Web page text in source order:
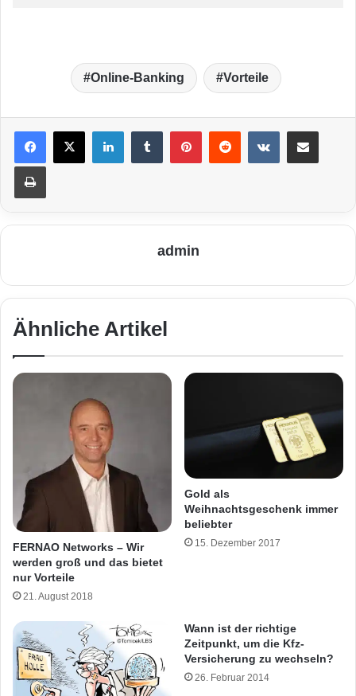
Online-Banking Vorteile
LinkedIn VKontakte
Drucken
admin
Ähnliche Artikel
FERNAO Networks – Wir
werden groß und das bietet
nur Vorteile
21. August 2018
Gold als
Weihnachtsgeschenk immer
beliebter
15. Dezember 2017
Wann ist der richtige
Zeitpunkt, um die Kfz-
Versicherung zu wechseln?
26. Februar 2014